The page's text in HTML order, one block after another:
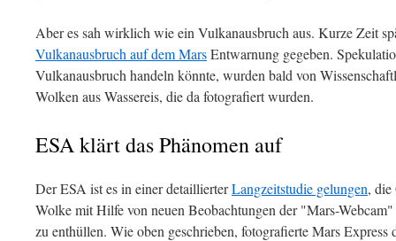
Aber es sah wirklich wie ein Vulkanausbruch aus. Kurze Zeit
Vulkanausbruch auf dem MarsEntwarnung gegeben.
Vulkanausbruch handeln könnte, wurden bald von
Wolken aus Wassereis, die da fotografiert wurden.
ESA klärt das Phänomen auf
Der ESA ist es in einer detaillierterLangzeitstudie gelungen, die
Wolke mit Hilfe von neuen Beobachtungen der "Mars-
zu enthüllen. Wie oben geschrieben, fotografierte Mars